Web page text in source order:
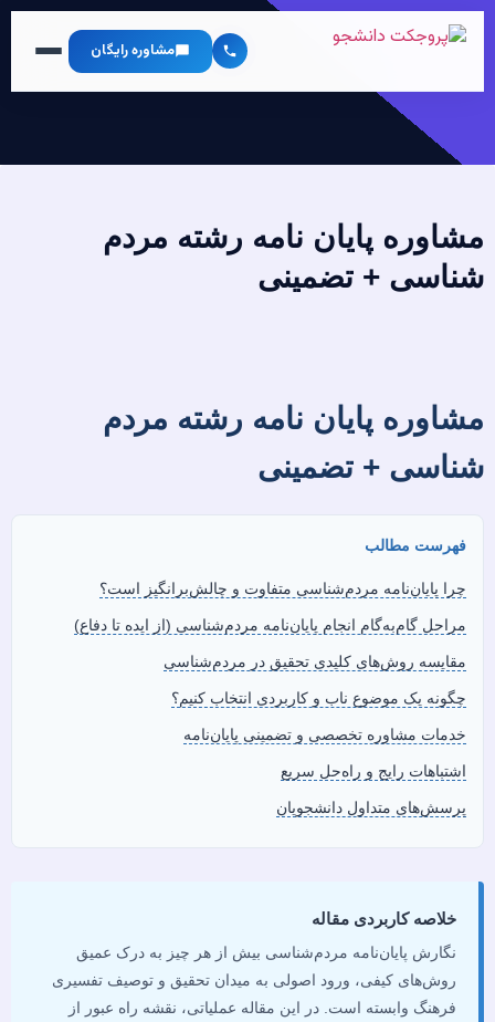
مشاوره رایگان
مشاوره پایان نامه رشته مردم
شناسی + تضمینی
مشاوره پایان نامه رشته مردم
شناسی + تضمینی
فهرست مطالب
چرا پایان‌نامه مردم‌شناسی متفاوت و چالش‌برانگیز است؟
مراحل گام‌به‌گام انجام پایان‌نامه مردم‌شناسی (از ایده تا دفاع)
مقایسه روش‌های کلیدی تحقیق در مردم‌شناسی
چگونه یک موضوع ناب و کاربردی انتخاب کنیم؟
خدمات مشاوره تخصصی و تضمینی پایان‌نامه
اشتباهات رایج و راه‌حل سریع
پرسش‌های متداول دانشجویان
خلاصه کاربردی مقاله
نگارش پایان‌نامه مردم‌شناسی بیش از هر چیز به درک عمیق
روش‌های کیفی، ورود اصولی به میدان تحقیق و توصیف تفسیری
فرهنگ وابسته است. در این مقاله عملیاتی، نقشه راه عبور از